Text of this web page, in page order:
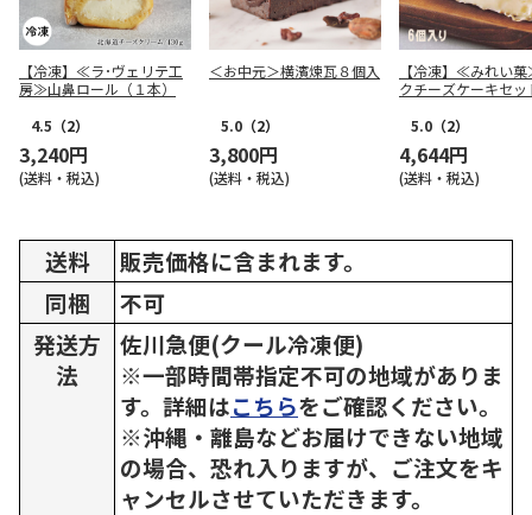
【冷凍】≪ラ･ヴェリテ工
房≫山鼻ロール（１本）
4.5 （2）
3,240円
(送料・税込)
＜お中元＞横濱煉瓦８個入
5.0 （2）
3,800円
(送料・税込)
【冷凍】≪みれい
クチーズケーキセッ
5.0 （2）
4,644円
(送料・税込)
送料
販売価格に含まれます。
同梱
不可
発送方
法
佐川急便(クール冷凍便)
※一部時間帯指定不可の地域がありま
す。詳細はこちらをご確認ください。
※沖縄・離島などお届けできない地域
の場合、恐れ入りますが、ご注文をキ
ャンセルさせていただきます。